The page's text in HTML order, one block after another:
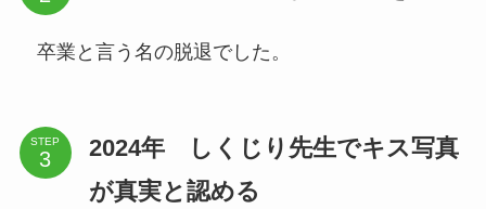
卒業と言う名の脱退でした。
STEP
2024年 しくじり先生でキス写真
が真実と認める